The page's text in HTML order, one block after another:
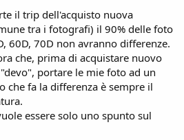
il trip dell'acquisto nuova
tra i fotografi) il 90% delle foto
60D, 70D non avranno differenze.
che, prima di acquistare nuovo
portare le mie foto ad un
che fa la differenza è sempre il
essere solo uno spunto sul